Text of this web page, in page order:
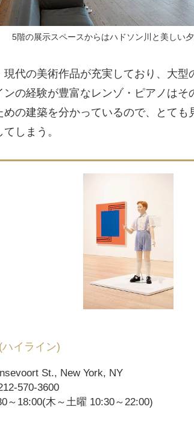
5階の展示スペースからはハドソン川と美しい夕
代の美術作品が充実しており、大型
ンの経験が豊富なレンゾ・ピアノは
めの建築を分かっているので、とて
しまう。
イライン)
St., New York, NY
570-3600
18:00(木～土曜 10:30～22:00)